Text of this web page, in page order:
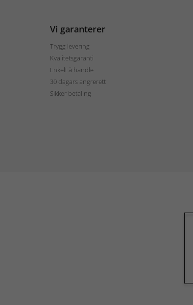
Vi garanterer
Trygg levering
Kvalitetsgaranti
Enkelt å handle
30 dagars angrerett
Sikker betaling